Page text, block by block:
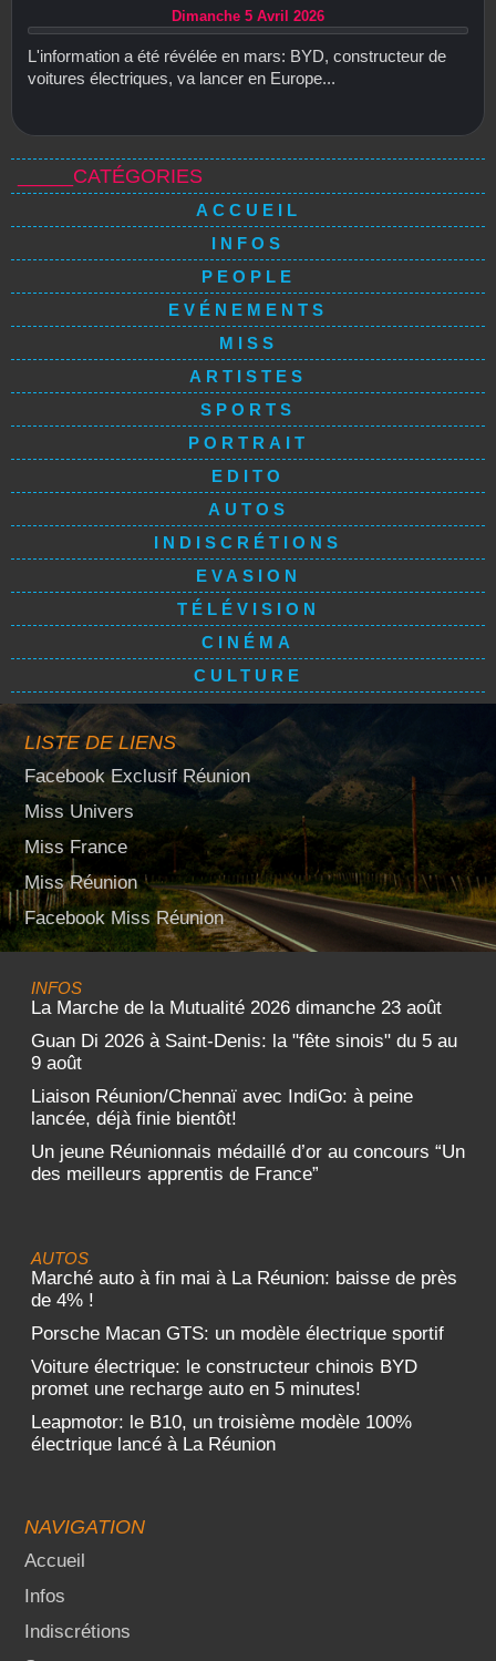
Dimanche 5 Avril 2026
L'information a été révélée en mars: BYD, constructeur de
voitures électriques, va lancer en Europe...
_____CATÉGORIES
ACCUEIL
INFOS
PEOPLE
EVÉNEMENTS
MISS
ARTISTES
SPORTS
PORTRAIT
EDITO
AUTOS
INDISCRÉTIONS
EVASION
TÉLÉVISION
CINÉMA
CULTURE
LISTE DE LIENS
Facebook Exclusif Réunion
Miss Univers
Miss France
Miss Réunion
Facebook Miss Réunion
INFOS
La Marche de la Mutualité 2026 dimanche 23 août
Guan Di 2026 à Saint-Denis: la "fête sinois" du 5 au
9 août
Liaison Réunion/Chennaï avec IndiGo: à peine
lancée, déjà finie bientôt!
Un jeune Réunionnais médaillé d’or au concours “Un
des meilleurs apprentis de France”
AUTOS
Marché auto à fin mai à La Réunion: baisse de près
de 4% !
Porsche Macan GTS: un modèle électrique sportif
Voiture électrique: le constructeur chinois BYD
promet une recharge auto en 5 minutes!
Leapmotor: le B10, un troisième modèle 100%
électrique lancé à La Réunion
NAVIGATION
Accueil
Infos
Indiscrétions